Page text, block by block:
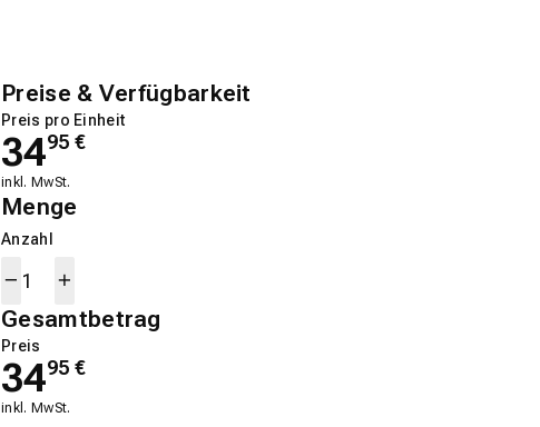
Preise & Verfügbarkeit
Preis pro Einheit
3495 €
inkl. MwSt.
Menge
Anzahl
Gesamtbetrag
Preis
3495 €
inkl. MwSt.